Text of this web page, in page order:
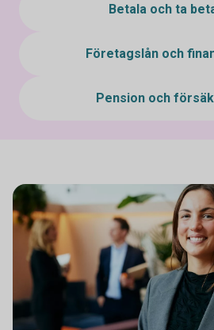
Betala och ta
Företagslån och
Pension och